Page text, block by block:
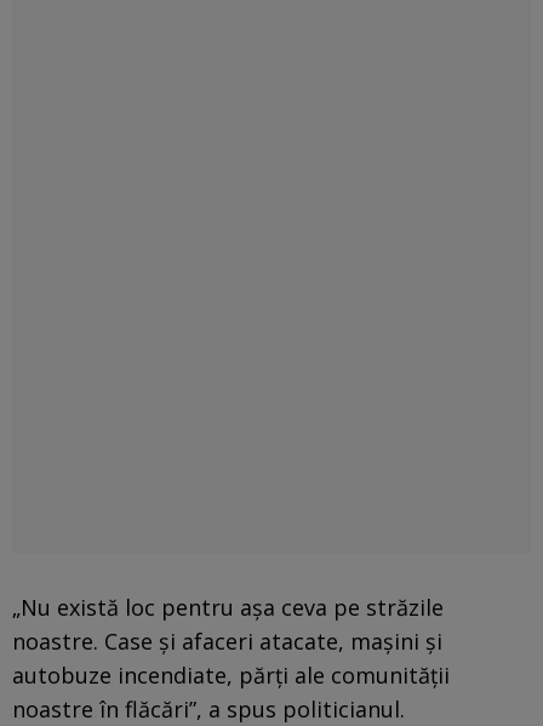
„Nu există loc pentru așa ceva pe străzile
noastre. Case și afaceri atacate, mașini și
autobuze incendiate, părți ale comunității
noastre în flăcări”, a spus politicianul.